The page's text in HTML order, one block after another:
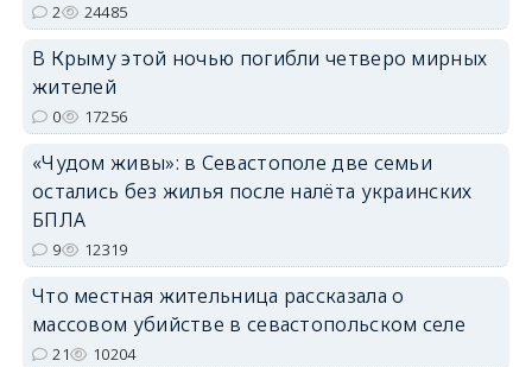
erid: 2SDnjdvhGXG
2 24485
В Крыму этой ночью погибли четверо мирных
жителей
0 17256
«Чудом живы»: в Севастополе две семьи
остались без жилья после налёта украинских
БПЛА
9 12319
Что местная жительница рассказала о
массовом убийстве в севастопольском селе
21 10204